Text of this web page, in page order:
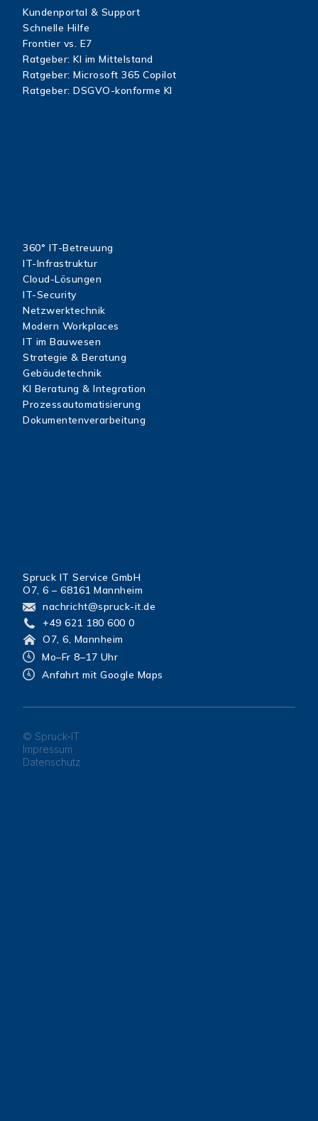
Kundenportal & Support
Schnelle Hilfe
Frontier vs. E7
Ratgeber: KI im Mittelstand
Ratgeber: Microsoft 365 Copilot
Ratgeber: DSGVO-konforme KI
360° IT-Betreuung
IT-Infrastruktur
Cloud-Lösungen
IT-Security
Netzwerktechnik
Modern Workplaces
IT im Bauwesen
Strategie & Beratung
Gebäudetechnik
KI Beratung & Integration
Prozessautomatisierung
Dokumentenverarbeitung
Spruck IT Service GmbH
O7, 6 – 68161 Mannheim
nachricht@spruck-it.de
+49 621 180 600 0
O7, 6, Mannheim
Mo–Fr 8–17 Uhr
Anfahrt mit Google Maps
© Spruck-IT
Impressum
Datenschutz